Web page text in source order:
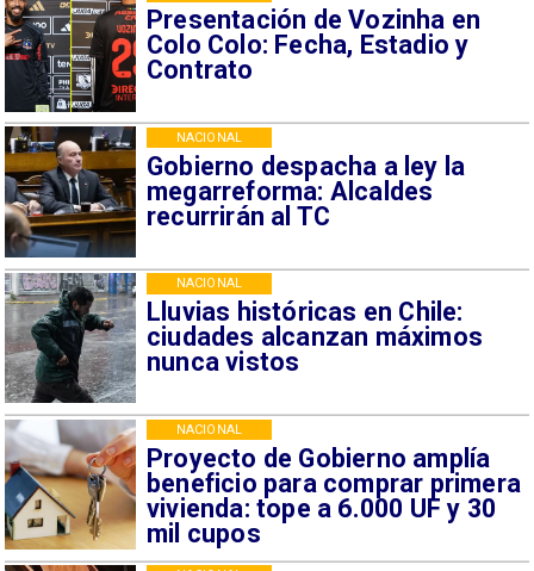
Presentación de Vozinha en
Colo Colo: Fecha, Estadio y
Contrato
Gobierno despacha a ley la
megarreforma: Alcaldes
recurrirán al TC
NACIONAL
Lluvias históricas en Chile:
ciudades alcanzan máximos
nunca vistos
NACIONAL
Proyecto de Gobierno amplía
beneficio para comprar primera
vivienda: tope a 6.000 UF y 30
mil cupos
NACIONAL